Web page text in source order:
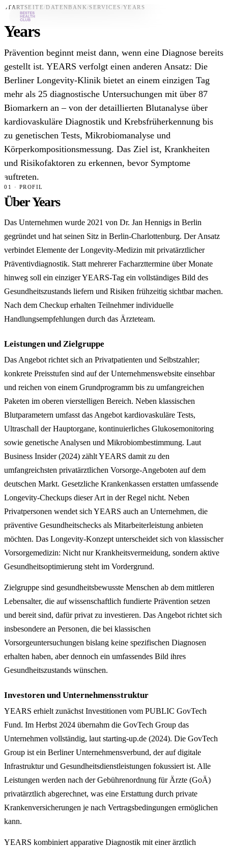
Datenbank
News
Über uns
Für Unternehmen
Jetzt downloaden
STARTSEITE /DATENBANK /SERVICES /YEARS
Years
Prävention beginnt meist dann, wenn eine Diagnose bereits
gestellt ist. YEARS verfolgt einen anderen Ansatz: Die
Berliner Longevity-Klinik bietet an einem einzigen Tag
mehr als 25 diagnostische Untersuchungen mit über 87
Biomarkern an – von der detaillierten Blutanalyse über
kardiovaskuläre Diagnostik und Krebsfrüherkennung bis
zu genetischen Tests, Mikrobiomanalyse und
Körperkompositionsmessung. Das Ziel ist, Krankheiten
und Risikofaktoren zu erkennen, bevor Symptome
auftreten.
01 · PROFIL
Über Years
Das Unternehmen wurde 2021 von Dr. Jan Hennigs in Berlin
gegründet und hat seinen Sitz in Berlin-Charlottenburg. Der Ansatz
verbindet Elemente der Longevity-Medizin mit privatärztlicher
Präventivdiagnostik. Statt mehrerer Facharzttermine über Monate
hinweg soll ein einziger YEARS-Tag ein vollständiges Bild des
Gesundheitszustands liefern und Risiken frühzeitig sichtbar machen.
Nach dem Checkup erhalten Teilnehmer individuelle
Handlungsempfehlungen durch das Ärzteteam.
Leistungen und Zielgruppe
Das Angebot richtet sich an Privatpatienten und Selbstzahler;
konkrete Preisstufen sind auf der Unternehmenswebsite einsehbar
und reichen von einem Grundprogramm bis zu umfangreichen
Paketen im oberen vierstelligen Bereich. Neben klassischen
Blutparametern umfasst das Angebot kardiovaskuläre Tests,
Ultraschall der Hauptorgane, kontinuierliches Glukosemonitoring
sowie genetische Analysen und Mikrobiombestimmung. Laut
Business Insider (2024) zählt YEARS damit zu den
umfangreichsten privatärztlichen Vorsorge-Angeboten auf dem
deutschen Markt. Gesetzliche Krankenkassen erstatten umfassende
Longevity-Checkups dieser Art in der Regel nicht. Neben
Privatpersonen wendet sich YEARS auch an Unternehmen, die
präventive Gesundheitschecks als Mitarbeiterleistung anbieten
möchten. Das Longevity-Konzept unterscheidet sich von klassischer
Vorsorgemedizin: Nicht nur Krankheitsvermeidung, sondern aktive
Gesundheitsoptimierung steht im Vordergrund.
Zielgruppe sind gesundheitsbewusste Menschen ab dem mittleren
Lebensalter, die auf wissenschaftlich fundierte Prävention setzen
und bereit sind, dafür privat zu investieren. Das Angebot richtet sich
insbesondere an Personen, die bei klassischen
Vorsorgeuntersuchungen bislang keine spezifischen Diagnosen
erhalten haben, aber dennoch ein umfassendes Bild ihres
Gesundheitszustands wünschen.
Investoren und Unternehmensstruktur
YEARS erhielt zunächst Investitionen vom PUBLIC GovTech
Fund. Im Herbst 2024 übernahm die GovTech Group das
Unternehmen vollständig, laut starting-up.de (2024). Die GovTech
Group ist ein Berliner Unternehmensverbund, der auf digitale
Infrastruktur und Gesundheitsdienstleistungen fokussiert ist. Alle
Leistungen werden nach der Gebührenordnung für Ärzte (GoÄ)
privatärztlich abgerechnet, was eine Erstattung durch private
Krankenversicherungen je nach Vertragsbedingungen ermöglichen
kann.
YEARS kombiniert apparative Diagnostik mit einer ärztlich